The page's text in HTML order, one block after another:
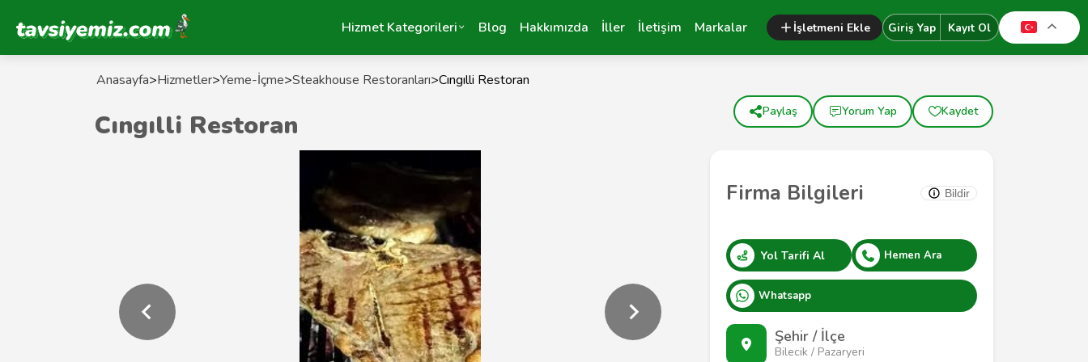
Tavsiyemiz Anasayfa Hizmet Kategorileri Blog Hakkımızda İller İletişim Markalar İşletmeni Ekle Giriş Yap Kayıt Ol
Anasayfa>Hizmetler>Yeme-İçme>Steakhouse Restoranları>Cıngılli Restoran
Firma Bilgileri Bildir
Yol Tarifi Al Hemen Ara
Whatsapp
Şehir / İlçe
Bilecik / Pazaryeri
Cıngılli Restoran Paylaş Yorum Yap Kaydet